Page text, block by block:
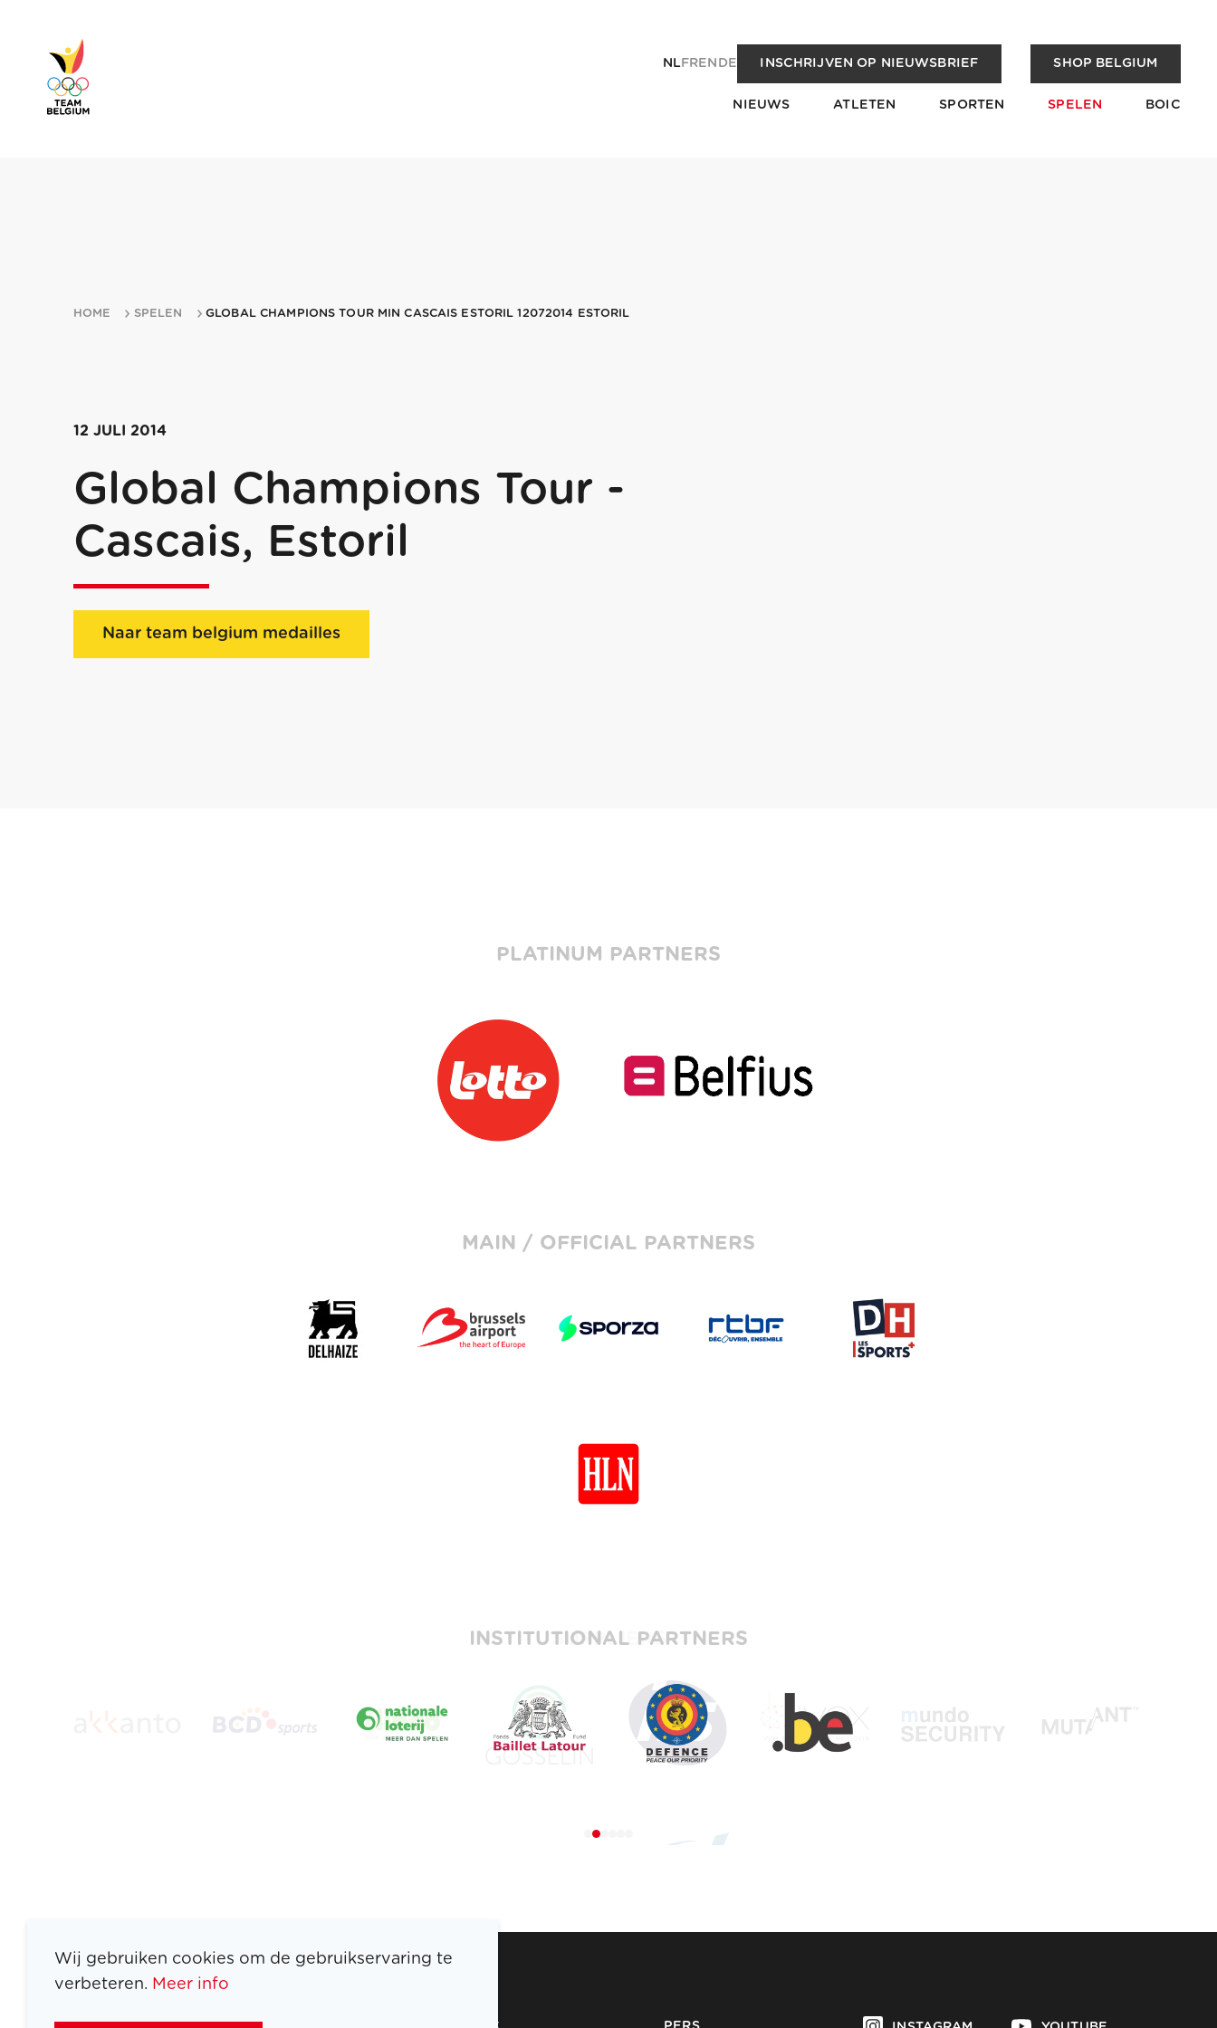
NLFREN DE INSCHRIJVEN OP NIEUWSBRIEF SHOP BELGIUM
NIEUWS ATLETEN SPORTEN SPELEN BOIC
HOME SPELEN GLOBAL CHAMPIONS TOUR MIN CASCAIS ESTORIL 12072014 ESTORIL
12 JULI 2014
Global Champions Tour -
Cascais, Estoril
Naar team belgium medailles
PLATINUM PARTNERS
MAIN / OFFICIAL PARTNERS
INSTITUTIONAL PARTNERS
Wij gebruiken cookies om de gebruikservaring te
verbeteren. Meer info